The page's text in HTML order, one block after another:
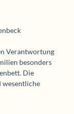
Verantwortung
besonders
Die
wesentliche